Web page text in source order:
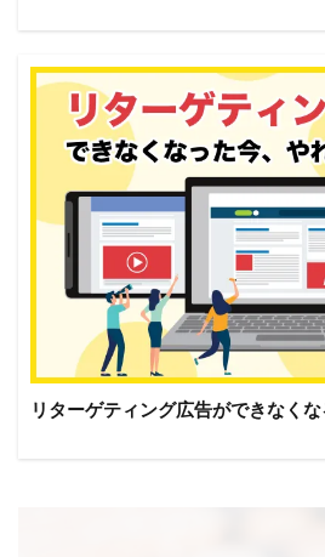
リターゲティング広告ができなく